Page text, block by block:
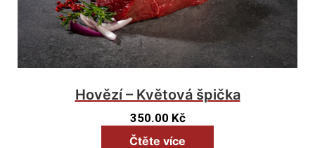
Hovězí – Květová špička
350.00 Kč
Čtěte více